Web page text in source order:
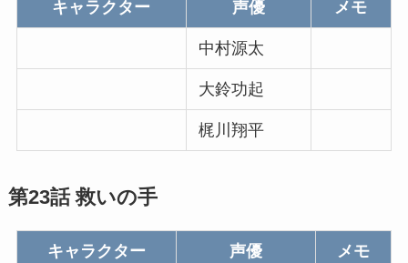
キャラクター 声優 メモ
中村源太
大鈴功起
梶川翔平
第23話 救いの手
キャラクター 声優 メモ